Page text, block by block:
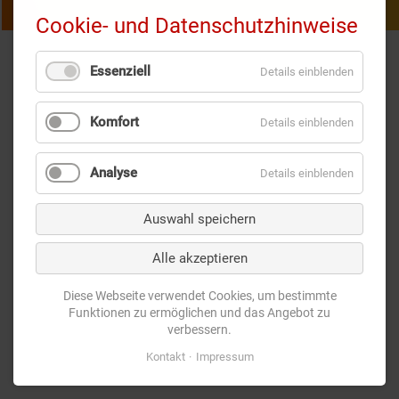
Cookie- und Datenschutzhinweise
Essenziell Details einblenden
Komfort Details einblenden
Analyse Details einblenden
Auswahl speichern
Alle akzeptieren
Diese Webseite verwendet Cookies, um bestimmte
Funktionen zu ermöglichen und das Angebot zu
verbessern.
Kontakt Impressum